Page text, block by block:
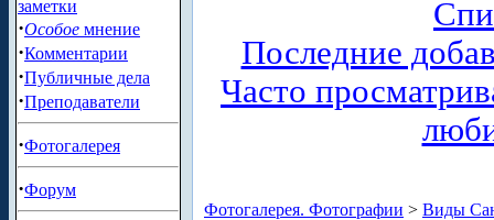
заметки
·Особое мнение
·Комментарии
·Публичные дела
·Преподаватели
·Фотогалерея
·Форум
Последние
Часто
Фотогалерея. Фотографии > Виды